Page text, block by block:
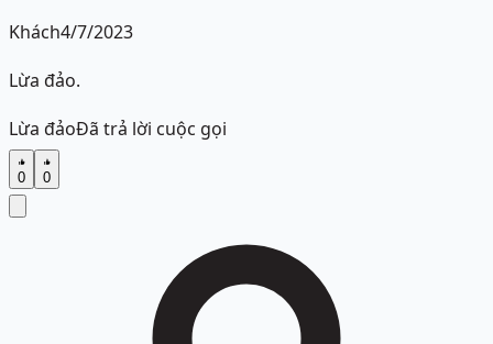
Khách4/7/2023
Lừa đảo.
Lừa đảoĐã trả lời cuộc gọi
0 0